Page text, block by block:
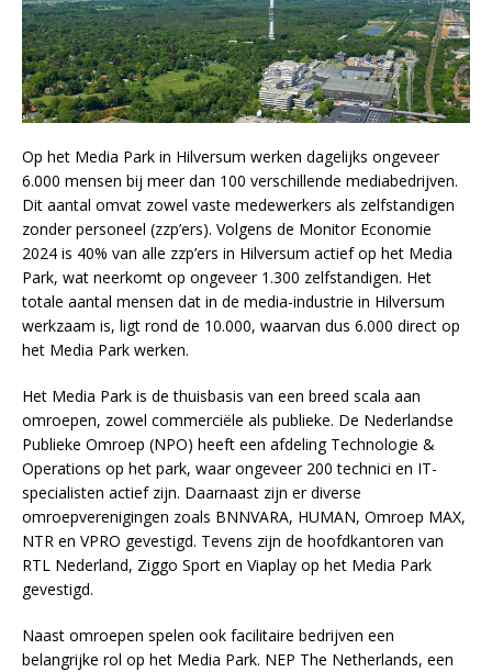
Op het Media Park in Hilversum werken dagelijks ongeveer
6.000 mensen bij meer dan 100 verschillende mediabedrijven.
Dit aantal omvat zowel vaste medewerkers als zelfstandigen
zonder personeel (zzp’ers). Volgens de Monitor Economie
2024 is 40% van alle zzp’ers in Hilversum actief op het Media
Park, wat neerkomt op ongeveer 1.300 zelfstandigen. Het
totale aantal mensen dat in de media-industrie in Hilversum
werkzaam is, ligt rond de 10.000, waarvan dus 6.000 direct op
het Media Park werken.
Het Media Park is de thuisbasis van een breed scala aan
omroepen, zowel commerciële als publieke. De Nederlandse
Publieke Omroep (NPO) heeft een afdeling Technologie &
Operations op het park, waar ongeveer 200 technici en IT-
specialisten actief zijn. Daarnaast zijn er diverse
omroepverenigingen zoals BNNVARA, HUMAN, Omroep MAX,
NTR en VPRO gevestigd. Tevens zijn de hoofdkantoren van
RTL Nederland, Ziggo Sport en Viaplay op het Media Park
gevestigd.
Naast omroepen spelen ook facilitaire bedrijven een
belangrijke rol op het Media Park. NEP The Netherlands, een